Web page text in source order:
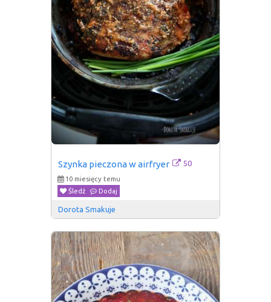
Szynka pieczona w airfryer 50
10 miesięcy temu
Śledź
Dodaj
Dorota Smakuje